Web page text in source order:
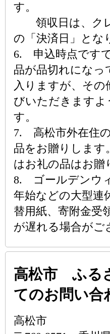
す。
領収日は、ク
の「決済日」とな
6. 申込時点です
品が品切れになっ
入りますが、その
びいただきますよ
す。
7. 高松市外在住
品をお贈りします
はお礼の品はお贈
8. ゴールデンウ
年始などの大型連
替用紙、寄附金受
が遅れる場合がご
高松市 ふる
てのお問い合
高松市